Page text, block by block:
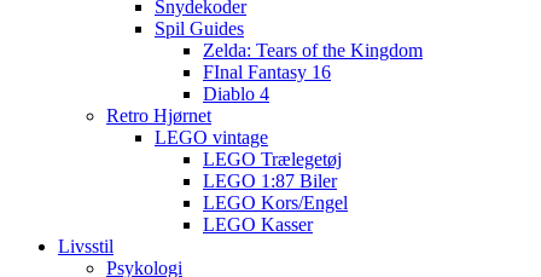
Snydekoder
Spil Guides
Zelda: Tears of the Kingdom
FInal Fantasy 16
Diablo 4
Retro Hjørnet
LEGO vintage
LEGO Trælegetøj
LEGO 1:87 Biler
LEGO Kors/Engel
LEGO Kasser
Livsstil
Psykologi